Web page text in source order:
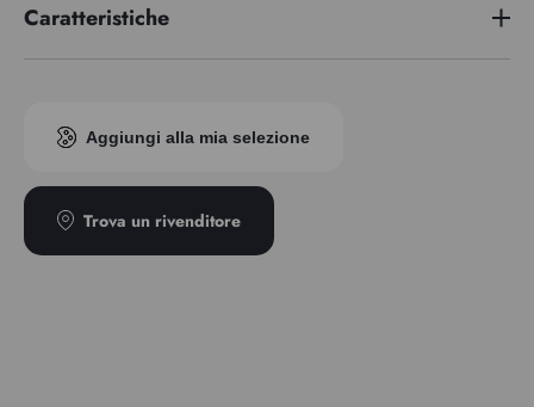
Caratteristiche
Indice di pigmento
PY154 PO73
Aggiungi alla mia selezione
Trova un rivenditore